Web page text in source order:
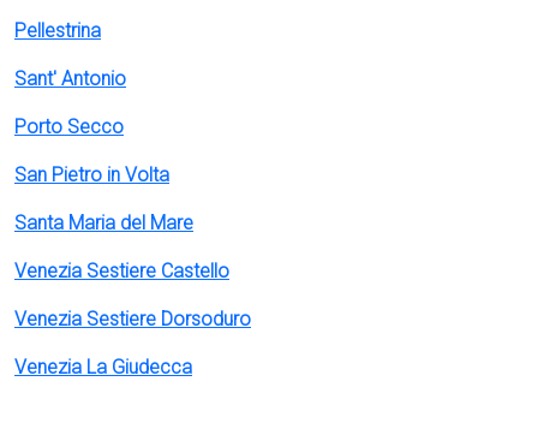
Pellestrina
Sant' Antonio
Porto Secco
San Pietro in Volta
Santa Maria del Mare
Venezia Sestiere Castello
Venezia Sestiere Dorsoduro
Venezia La Giudecca